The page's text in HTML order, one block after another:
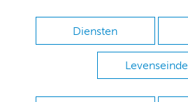
Diensten
Levenseinde